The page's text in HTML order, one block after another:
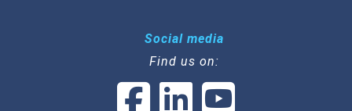
Social media
Find us on: